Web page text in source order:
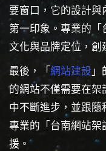
要窗口，它的設計與
第一印象。專業的「
文化與品牌定位，創
最後，「 網站建設 」
的網站不僅需要在架
中不斷進步，並跟隨
專業的「台南網站架
援。